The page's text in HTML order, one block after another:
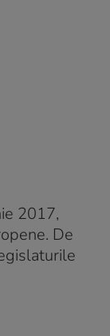
2017,
De